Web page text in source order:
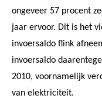
ongeveer 57 procent
jaar ervoor. Dit is het
invoersaldo flink
invoersaldo
2010, voornamelijk
van elektriciteit.